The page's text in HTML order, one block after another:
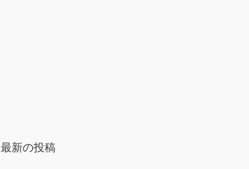
最新の投稿